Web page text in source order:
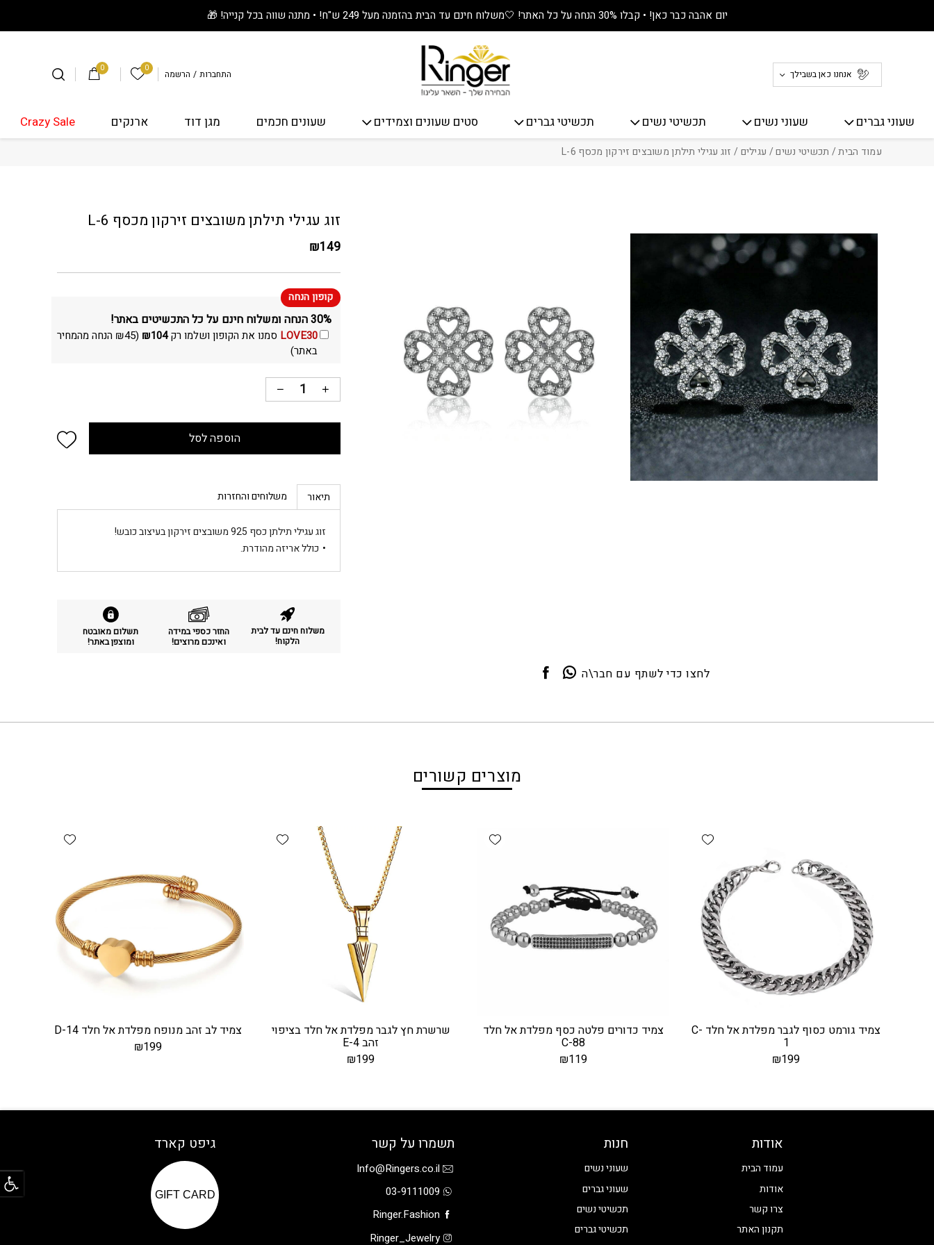
יום אהבה כבר כאן! • קבלו 30% הנחה על כל האתר! 🤍 משלוח חינם עד הבית בהזמנה מעל 249 ש"ח! • מתנה שווה בכל קנייה! 🎁
אנחנו כאן בשבילך 0 0 הרשימה שלי התחברות / הרשמה
שעוני גברים שעוני נשים תכשיטי נשים תכשיטי גברים סטים שעונים וצמידים שעונים חכמים מגן דוד ארנקים Crazy Sale
עמוד הבית/ תכשיטי נשים/ עגילים/ זוג עגילי תילתן משובצים זירקון מכסף L-6
זוג עגילי תילתן משובצים זירקון מכסף L-6
₪149
30% הנחה ומשלוח חינם על כל התכשיטים באתר!
LOVE30 סמנו את הקופון ושלמו רק ₪104
(
₪45
הנחה מהמחיר
באתר)
הוספה לסל wishlist
תיאור משלוחים והחזרות
זוג עגילי תילתן כסף 925 משובצים זירקון בעיצוב כובש!
כולל אריזה מהודרת.
משלוח חינם עד לבית
הלקוח!
החזר כספי במידה
ואינכם מרוצים!
תשלום מאובטח
ומוצפן באתר!
לחצו כדי לשתף עם חבר\ה
מוצרים קשורים
Add wishlist
צמיד גורמט כסוף לגבר מפלדת אל חלד C-
1
₪199
Add wishlist
צמיד כדורים פלטה כסף מפלדת אל חלד
C-88
₪119
Add wishlist
שרשרת חץ לגבר מפלדת אל חלד בציפוי
זהב E-4
₪199
Add wishlist
צמיד לב זהב מנופח מפלדת אל חלד D-14
₪199
אודות
עמוד הבית
אודות
צרו קשר
תקנון האתר
חנות
שעוני נשים
שעוני גברים
תכשיטי נשים
תכשיטי גברים
תשמרו על קשר
Info@Ringers.co.il
03-9111009
Ringer.Fashion
Ringer_Jewelry
גיפט קארד
GIFT CARD